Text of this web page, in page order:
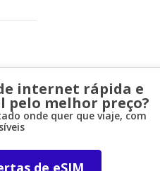
internet rápida e
pelo melhor preço?
onde quer que viaje, com
de eSIM